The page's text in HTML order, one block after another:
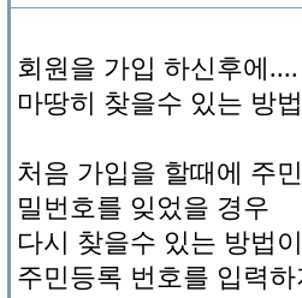
회원을 가입 하신후에
마땅히 찾을수 있는 방
처음 가입을 할때에 주
밀번호를 잊었을 경우
다시 찾을수 있는 방법
주민등록 번호를 입력